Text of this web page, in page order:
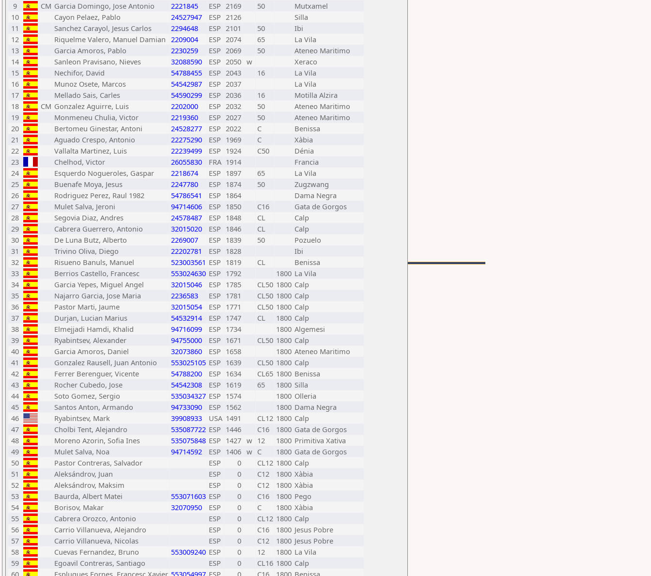
9
CM Garcia Domingo, Jose Antonio 2221845 ESP 2169 50
Mutxamel
10
Cayon Pelaez, Pablo 24527947 ESP 2126
Silla
11
Sanchez Carayol, Jesus Carlos 2294648 ESP 2101 50
Ibi
12
Riquelme Valero, Manuel Damian 2209004 ESP 2074 65
La Vila
13
Garcia Amoros, Pablo 2230259 ESP 2069 50
Ateneo Maritimo
14
Sanleon Pravisano, Nieves 32088590 ESP 2050 w
Xeraco
15
Nechifor, David 54788455 ESP 2043 16
La Vila
16
Munoz Osete, Marcos 54542987 ESP 2037
La Vila
17
Mellado Sais, Carles 54590299 ESP 2036 16
Motilla Alzira
18
CM Gonzalez Aguirre, Luis 2202000 ESP 2032 50
Ateneo Maritimo
19
Monmeneu Chulia, Victor 2219360 ESP 2027 50
Ateneo Maritimo
20
Bertomeu Ginestar, Antoni 24528277 ESP 2022 C
Benissa
21
Aguado Crespo, Antonio 22275290 ESP 1969 C
Xàbia
22
Vallalta Martinez, Luis 22239499 ESP 1924 C50
Dénia
23
Chelhod, Victor 26055830 FRA 1914
Francia
24
Esquerdo Nogueroles, Gaspar 2218674 ESP 1897 65
La Vila
25
Buenafe Moya, Jesus 2247780 ESP 1874 50
Zugzwang
26
Rodriguez Perez, Raul 1982 54786541 ESP 1864
Dama Negra
27
Mulet Salva, Jeroni 94714606 ESP 1850 C16
Gata de Gorgos
28
Segovia Diaz, Andres 24578487 ESP 1848 CL
Calp
29
Cabrera Guerrero, Antonio 32015020 ESP 1846 CL
Calp
30
De Luna Butz, Alberto 2269007 ESP 1839 50
Pozuelo
31
Trivino Oliva, Diego 22202781 ESP 1828
Ibi
32
Risueno Banuls, Manuel 523003561 ESP 1819 CL
Benissa
33
Berrios Castello, Francesc 553024630 ESP 1792 1800 La Vila
34
Garcia Yepes, Miguel Angel 32015046 ESP 1785 CL50 1800 Calp
35
Najarro Garcia, Jose Maria 2236583 ESP 1781 CL50 1800 Calp
36
Pastor Marti, Jaume 32015054 ESP 1771 CL50 1800 Calp
37
Durjan, Lucian Marius 54532914 ESP 1747 CL 1800 Calp
38
Elmejjadi Hamdi, Khalid 94716099 ESP 1734 1800 Algemesi
39
Ryabintsev, Alexander 94755000 ESP 1671 CL50 1800 Calp
40
Garcia Amoros, Daniel 32073860 ESP 1658 1800 Ateneo Maritimo
41
Gonzalez Rausell, Juan Antonio 553025105 ESP 1639 CL50 1800 Calp
42
Ferrer Berenguer, Vicente 54788200 ESP 1634 CL65 1800 Benissa
43
Rocher Cubedo, Jose 54542308 ESP 1619 65 1800 Silla
44
Soto Gomez, Sergio 535034327 ESP 1574 1800 Olleria
45
Santos Anton, Armando 94733090 ESP 1562 1800 Dama Negra
46
Ryabintsev, Mark 39908933 USA 1491 CL12 1800 Calp
47
Cholbi Tent, Alejandro 535087722 ESP 1446 C16 1800 Gata de Gorgos
48
Moreno Azorin, Sofia Ines 535075848 ESP 1427 w 12 1800 Primitiva Xativa
49
Mulet Salva, Noa 94714592 ESP 1406 w C 1800 Gata de Gorgos
50
Pastor Contreras, Salvador ESP 0 CL12 1800 Calp
51
Aleksándrov, Juan ESP 0 C12 1800 Xàbia
52
Aleksándrov, Maksim ESP 0 C12 1800 Xàbia
53
Baurda, Albert Matei 553071603 ESP 0 C16 1800 Pego
54
Borisov, Makar 32070950 ESP 0 C 1800 Xàbia
55
Cabrera Orozco, Antonio ESP 0 CL12 1800 Calp
56
Carrio Villanueva, Alejandro ESP 0 C16 1800 Jesus Pobre
57
Carrio Villanueva, Nicolas ESP 0 C12 1800 Jesus Pobre
58
Cuevas Fernandez, Bruno 553009240 ESP 0 12 1800 La Vila
59
Egoavil Contreras, Santiago ESP 0 CL16 1800 Calp
60
Esplugues Fornes, Francesc Xavier 553054997 ESP 0 C16 1800 Benissa